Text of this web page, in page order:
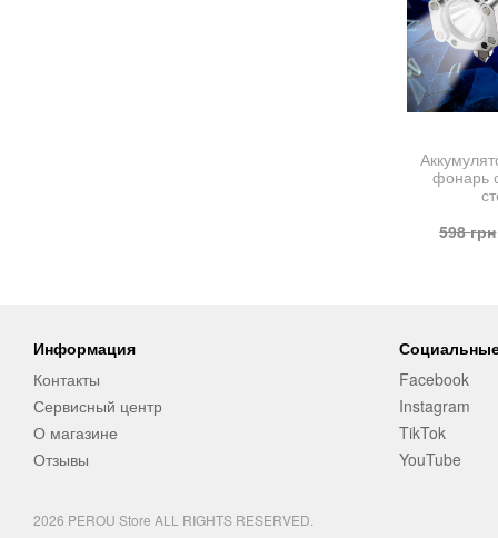
фонарь
598грн
Информация
Контакты
Сервисный центр
О магазине
Отзывы
Facebook
Instagram
TikTok
YouTube
2026 PEROU Store ALL RIGHTS RESERVED.